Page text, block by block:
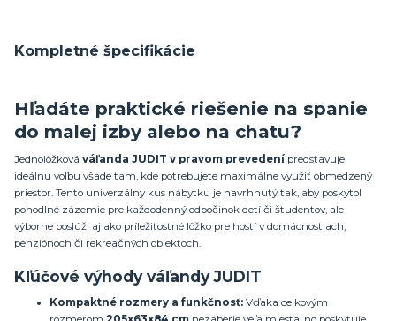
Kompletné špecifikácie
Hľadáte praktické riešenie na spanie
do malej izby alebo na chatu?
Jednolôžková váľanda JUDIT v pravom prevedení predstavuje
ideálnu voľbu všade tam, kde potrebujete maximálne využiť obmedzený
priestor. Tento univerzálny kus nábytku je navrhnutý tak, aby poskytol
pohodlné zázemie pre každodenný odpočinok detí či študentov, ale
výborne poslúži aj ako príležitostné lôžko pre hostí v domácnostiach,
penziónoch či rekreačných objektoch.
Kľúčové výhody váľandy JUDIT
Kompaktné rozmery a funkčnosť: Vďaka celkovým